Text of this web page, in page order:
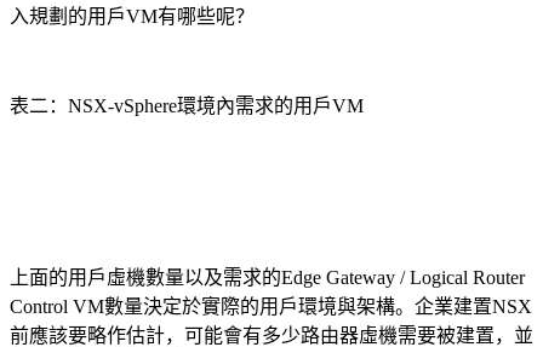
入規劃的用戶VM有哪些呢？
表二：NSX-vSphere環境內需求的用戶VM
上面的用戶虛機數量以及需求的Edge Gateway / Logical Router
Control VM數量決定於實際的用戶環境與架構。企業建置NSX
前應該要略作估計，可能會有多少路由器虛機需要被建置，並